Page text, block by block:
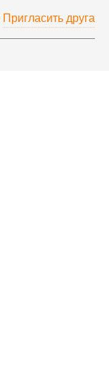
Пригласить друга